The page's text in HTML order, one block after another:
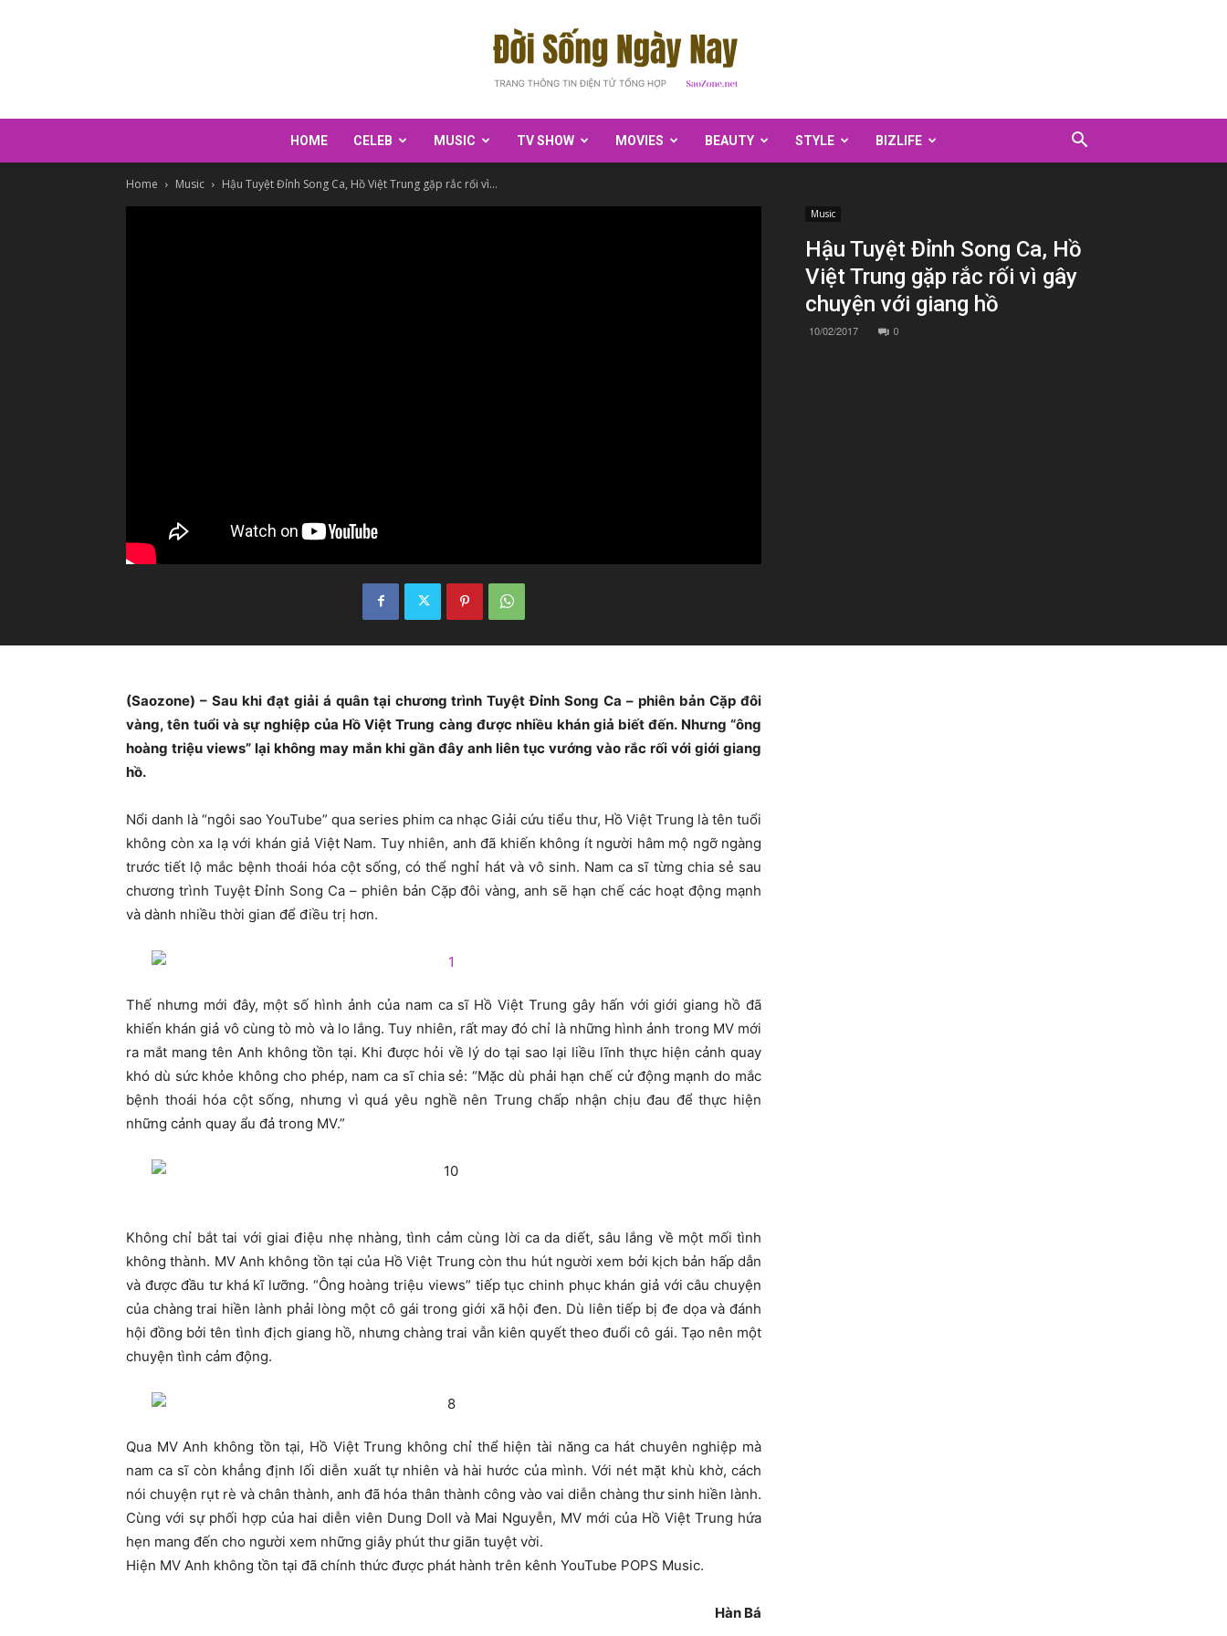
HOME CELEB MUSIC TV SHOW MOVIES BEAUTY STYLE BIZLIFE
Home Music Hậu Tuyệt Đỉnh Song Ca, Hồ Việt Trung gặp rắc rối vì...
Music
Hậu Tuyệt Đỉnh Song Ca, Hồ
Việt Trung gặp rắc rối vì gây
chuyện với giang hồ
10/02/2017 0
(Saozone) – Sau khi đạt giải á quân tại chương trình Tuyệt Đỉnh Song Ca – phiên bản Cặp đôi
vàng, tên tuổi và sự nghiệp của Hồ Việt Trung càng được nhiều khán giả biết đến. Nhưng “ông
hoàng triệu views” lại không may mắn khi gần đây anh liên tục vướng vào rắc rối với giới giang
hồ.
Nổi danh là “ngôi sao YouTube” qua series phim ca nhạc Giải cứu tiểu thư, Hồ Việt Trung là tên tuổi
không còn xa lạ với khán giả Việt Nam. Tuy nhiên, anh đã khiến không ít người hâm mộ ngỡ ngàng
trước tiết lộ mắc bệnh thoái hóa cột sống, có thể nghỉ hát và vô sinh. Nam ca sĩ từng chia sẻ sau
chương trình Tuyệt Đỉnh Song Ca – phiên bản Cặp đôi vàng, anh sẽ hạn chế các hoạt động mạnh
và dành nhiều thời gian để điều trị hơn.
Thế nhưng mới đây, một số hình ảnh của nam ca sĩ Hồ Việt Trung gây hấn với giới giang hồ đã
khiến khán giả vô cùng tò mò và lo lắng. Tuy nhiên, rất may đó chỉ là những hình ảnh trong MV mới
ra mắt mang tên Anh không tồn tại. Khi được hỏi về lý do tại sao lại liều lĩnh thực hiện cảnh quay
khó dù sức khỏe không cho phép, nam ca sĩ chia sẻ: “Mặc dù phải hạn chế cử động mạnh do mắc
bệnh thoái hóa cột sống, nhưng vì quá yêu nghề nên Trung chấp nhận chịu đau để thực hiện
những cảnh quay ẩu đả trong MV.”
Không chỉ bắt tai với giai điệu nhẹ nhàng, tình cảm cùng lời ca da diết, sâu lắng về một mối tình
không thành. MV Anh không tồn tại của Hồ Việt Trung còn thu hút người xem bởi kịch bản hấp dẫn
và được đầu tư khá kĩ lưỡng. “Ông hoàng triệu views” tiếp tục chinh phục khán giả với câu chuyện
của chàng trai hiền lành phải lòng một cô gái trong giới xã hội đen. Dù liên tiếp bị đe dọa và đánh
hội đồng bởi tên tình địch giang hồ, nhưng chàng trai vẫn kiên quyết theo đuổi cô gái. Tạo nên một
chuyện tình cảm động.
Qua MV Anh không tồn tại, Hồ Việt Trung không chỉ thể hiện tài năng ca hát chuyên nghiệp mà
nam ca sĩ còn khẳng định lối diễn xuất tự nhiên và hài hước của mình. Với nét mặt khù khờ, cách
nói chuyện rụt rè và chân thành, anh đã hóa thân thành công vào vai diễn chàng thư sinh hiền lành.
Cùng với sự phối hợp của hai diễn viên Dung Doll và Mai Nguyễn, MV mới của Hồ Việt Trung hứa
hẹn mang đến cho người xem những giây phút thư giãn tuyệt vời.
Hiện MV Anh không tồn tại đã chính thức được phát hành trên kênh YouTube POPS Music.
Hàn Bá